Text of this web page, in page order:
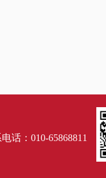
话：010-65868811